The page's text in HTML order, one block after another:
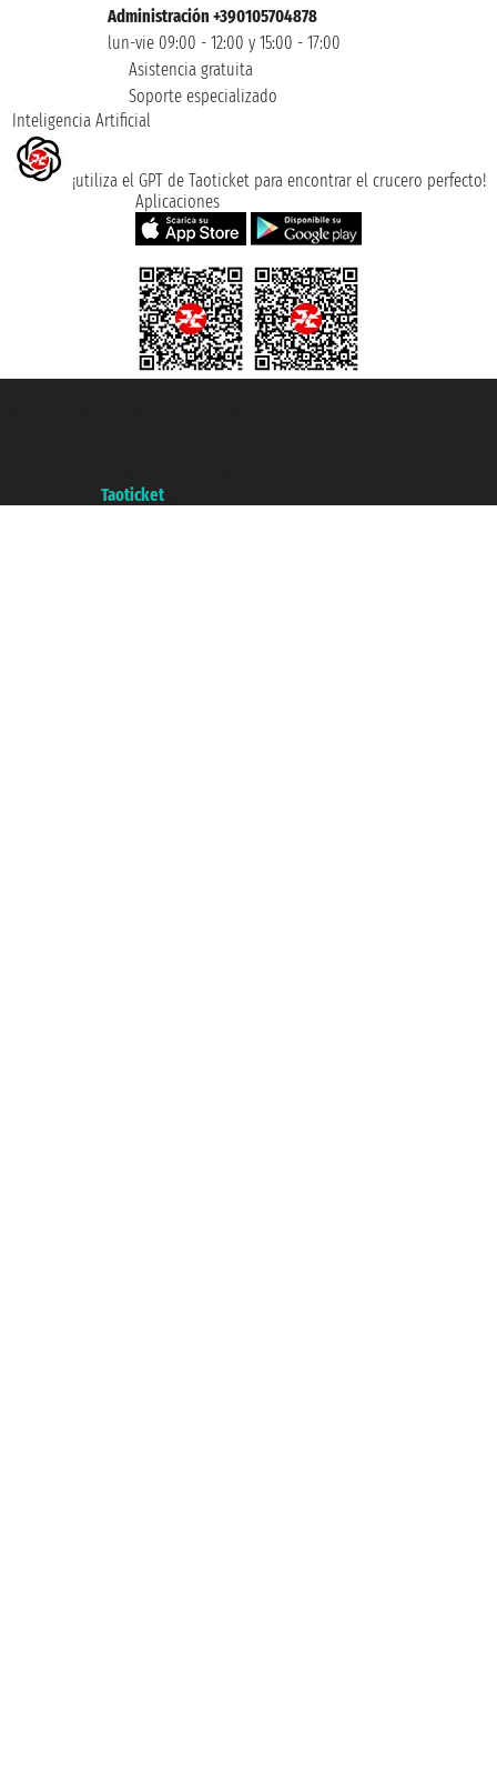
Administración +390105704878
lun-vie 09:00 - 12:00 y 15:00 - 17:00
Asistencia gratuita
Soporte especializado
Inteligencia Artificial
¡utiliza el GPT de Taoticket para encontrar el crucero perfecto!
Aplicaciones
Taoticket